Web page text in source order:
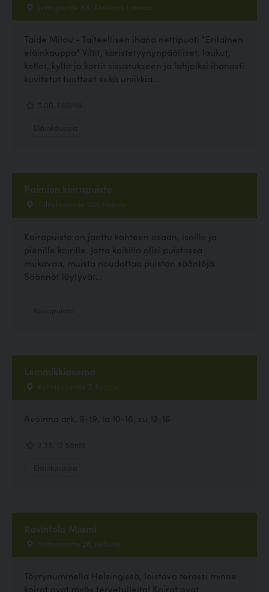
Loimijoentie 88, Alastaro, Loimaa
Taide Milou - Taiteellisen ihana nettipuoti "Erilainen
eläinkauppa" Viltit, koristetyynynpäälliset, laukut,
kellot, kyltit ja kortit sisustukseen ja lahjoiksi ihanasti
kuvitetut tuotteet sekä uniikkia...
Paimion koirapuisto
Tiilitehtaantie 100, Paimio
Koirapuisto on jaettu kahteen osaan, isoille ja
pienille koirille. Jotta kaikilla olisi puistossa
mukavaa, muista noudattaa puiston sääntöjä.
Säännöt löytyvät...
Lemmikkiasema
Kolmisopentie 3, Kuopio
Avoinna ark. 9-19, la 10-16, su 12-16
Ravintola Miami
Yrttimaantie 26, Helsinki
Töyrynummella Helsingissä, loistava terassi minne
koirat ovat myös tervetulleita! Koirat ovat